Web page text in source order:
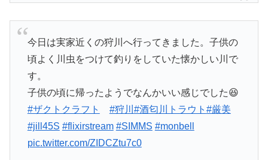
今日は実家近くの狩川へ行ってきました。子供の
頃よく川虫をつけて釣りをしていた懐かしい川で
す。
子供の頃に帰ったようでなんかいい感じでした😆
#ザクトクラフト
#狩川 #酒匂川トラウト #厳美
#jill45S #flixirstream #SIMMS #monbell
pic.twitter.com/ZIDCZtu7c0